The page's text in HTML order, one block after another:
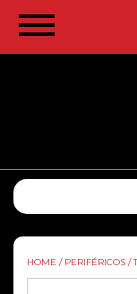
HOME / PERIFÉRICOS /